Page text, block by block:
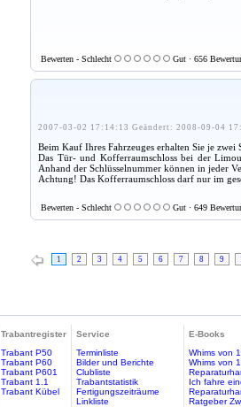
Bewerten - Schlecht Gut · 656
2007-03-02 17:14:13 Geändert: 2008-09-04
Beim Kauf Ihres Fahrzeuges erhalten Sie je
Das Tür- und Kofferraumschloss bei der
Anhand der Schlüsselnummer können in jeder
Achtung! Das Kofferraumschloss darf nur im
Bewerten - Schlecht Gut · 649
1 2 3 4 5 6 7 8 9
Trabantregister
Trabant P50
Trabant P60
Trabant P601
Trabant 1.1
Trabant Kübel
Service
Terminliste
Bilder und Berichte
Clubliste
Trabantstatistik
Fertigungszeiträume
Linkliste
E-Books
Whims von
Whims von
Ich fahre
Ratgeber